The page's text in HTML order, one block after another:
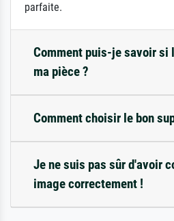
parfaite.
Comment puis-je savoir si
ma pièce ?
Comment choisir le bon
Je ne suis pas sûr d'avoir
image correctement !